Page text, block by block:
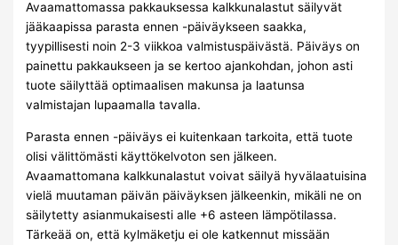
Avaamattomassa pakkauksessa kalkkunalastut säilyvät
jääkaapissa parasta ennen -päiväykseen saakka,
tyypillisesti noin 2-3 viikkoa valmistuspäivästä. Päiväys on
painettu pakkaukseen ja se kertoo ajankohdan, johon asti
tuote säilyttää optimaalisen makunsa ja laatunsa
valmistajan lupaamalla tavalla.
Parasta ennen -päiväys ei kuitenkaan tarkoita, että tuote
olisi välittömästi käyttökelvoton sen jälkeen.
Avaamattomana kalkkunalastut voivat säilyä hyvälaatuisina
vielä muutaman päivän päiväyksen jälkeenkin, mikäli ne on
säilytetty asianmukaisesti alle +6 asteen lämpötilassa.
Tärkeää on, että kylmäketju ei ole katkennut missään